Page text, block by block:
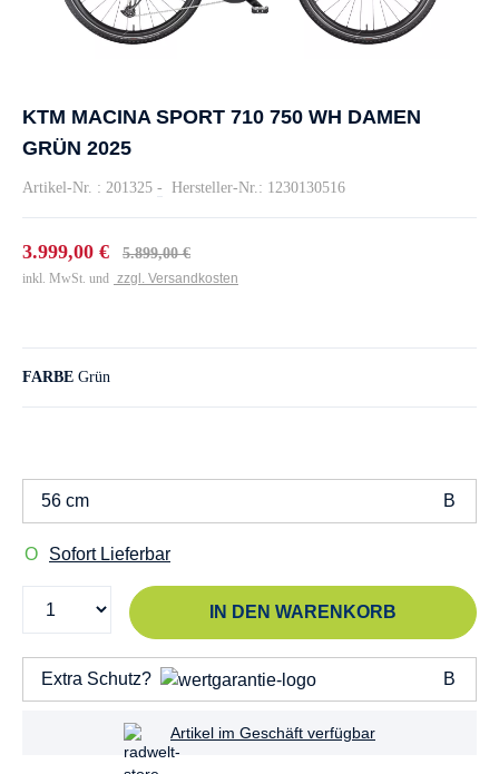
KTM MACINA SPORT 710 750 WH DAMEN
GRÜN 2025
Artikel-Nr. : 201325 - Hersteller-Nr.: 1230130516
3.999,00 € 5.899,00 €
inkl. MwSt. und zzgl. Versandkosten
FARBE Grün
56 cm
Sofort Lieferbar
IN DEN WARENKORB
Extra Schutz?
Artikel im Geschäft verfügbar